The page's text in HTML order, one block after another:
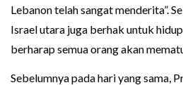
Lebanon telah sangat menderita”.
Israel utara juga berhak untuk
berharap semua orang akan
Sebelumnya pada hari yang sama,